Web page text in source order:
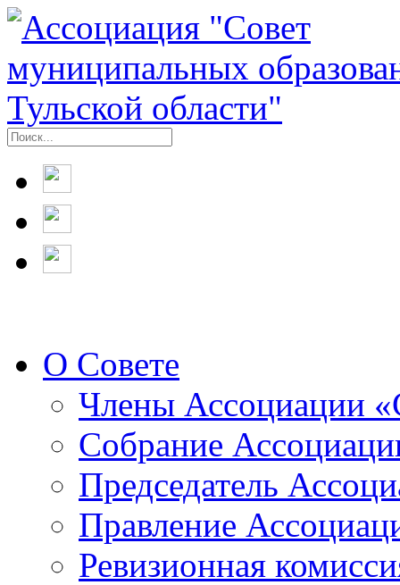
О Совете
Члены Ассоциации
Собрание
Председатель
Правление
Ревизионная